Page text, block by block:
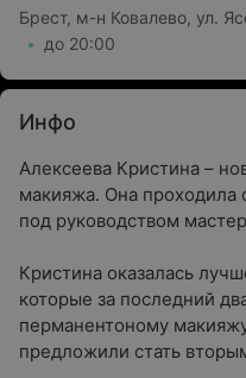
Брест, м-н Ковалево, ул.
до 20:00
Инфо
Алексеева Кристина –
макияжа. Она проходила
под руководством
Кристина оказалась
которые за последний
перманентоному
предложили стать